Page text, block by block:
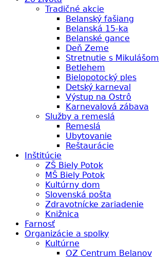
Tradičné akcie
Belanský fašiang
Belanská 15-ka
Belanské gance
Deň Zeme
Stretnutie s Mikulášom
Betlehem
Bielopotocký ples
Detský karneval
Výstup na Ostrô
Karnevalová zábava
Služby a remeslá
Remeslá
Ubytovanie
Reštaurácie
Inštitúcie
ZŠ Biely Potok
MŠ Biely Potok
Kultúrny dom
Slovenská pošta
Zdravotnícke zariadenie
Knižnica
Farnosť
Organizácie a spolky
Kultúrne
OZ Centrum Belanov